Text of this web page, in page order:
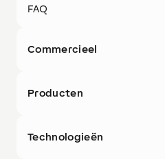
FAQ
Commercieel
Producten
Technologieën